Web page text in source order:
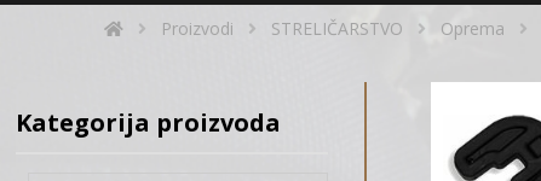
Proizvodi STRELIČARSTVO Oprema
Kategorija proizvoda